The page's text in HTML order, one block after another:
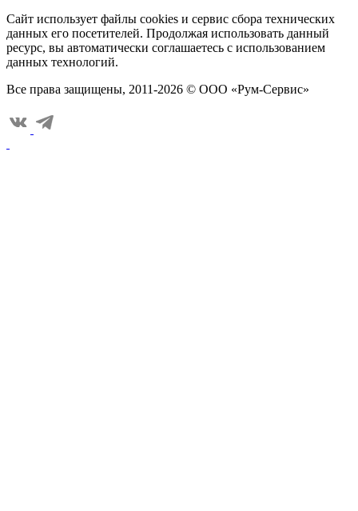
Сайт использует файлы cookies и сервис сбора технических
данных его посетителей. Продолжая использовать данный
ресурс, вы автоматически соглашаетесь с использованием
данных технологий.
Все права защищены, 2011-2026 © ООО «Рум-Сервис»